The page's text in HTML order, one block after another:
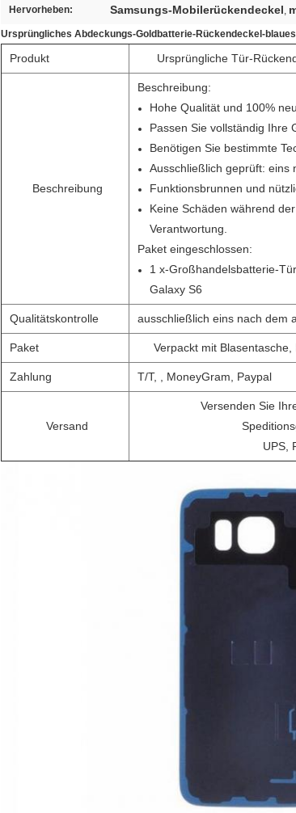
Hervorheben: Samsungs-Mobilerückendeckel,
Ursprüngliches Abdeckungs-Goldbatterie-Rückendeckel-
Produkt Ursprüngliche Tür-
Beschreibung
Beschreibung:
Hohe Qualität und 100%
Passen Sie vollständig Ihre
Benötigen Sie bestimmte
Ausschließlich geprüft: eins
Funktionsbrunnen und
Keine Schäden während
Verantwortung.
Paket eingeschlossen:
1 x-Großhandelsbatterie-
Galaxy S6
Qualitätskontrolle ausschließlich eins nach dem
Paket Verpackt mit
Zahlung T/T, , MoneyGram, Paypal
Versand
Versenden Sie
UPS,